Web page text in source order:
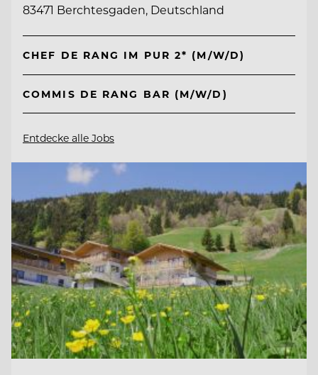
83471 Berchtesgaden, Deutschland
CHEF DE RANG IM PUR 2* (M/W/D)
COMMIS DE RANG BAR (M/W/D)
Entdecke alle Jobs